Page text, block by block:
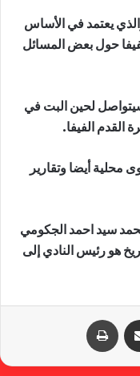
يعتمد في الأساس
حول بعض المسائل
لحين البت في
القدم الفيفا.
محلية أيضا وتقارير
سيد احمد الجكومي
هو رئيس النادي إلى